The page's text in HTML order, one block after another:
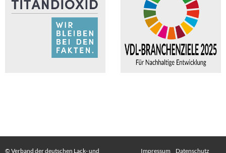
© Verband der deutschen Lack- und Impressum Datenschutz